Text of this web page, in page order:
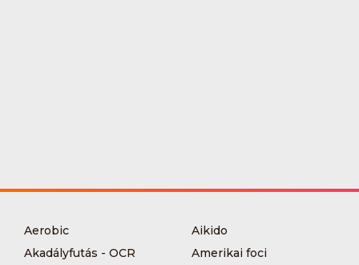
Aerobic
Aikido
Akadályfutás - OCR
Amerikai foci